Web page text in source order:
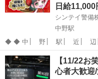
日給11,000
中野駅
◆ ◆ 中│ 野│ 駅│ 近│ 辺│ で│ 働│ こ│ う│ ─┘ ─┘
─┘ ─┘ ─┘ ─┘ ─┘ ─┘
強│ 化│ 中│ ─┘ ─┘
東京 中野区 中野駅
【11/22お
心者大歓